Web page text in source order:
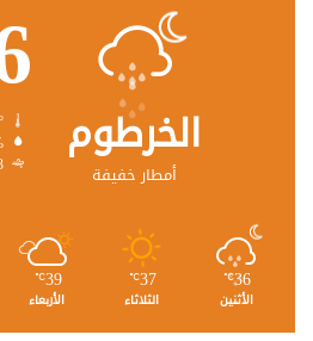
الخرطوم
أمطار خفيفة
36
℃
الأثنين
37
℃
الثلاثاء
39
℃
الأربعاء